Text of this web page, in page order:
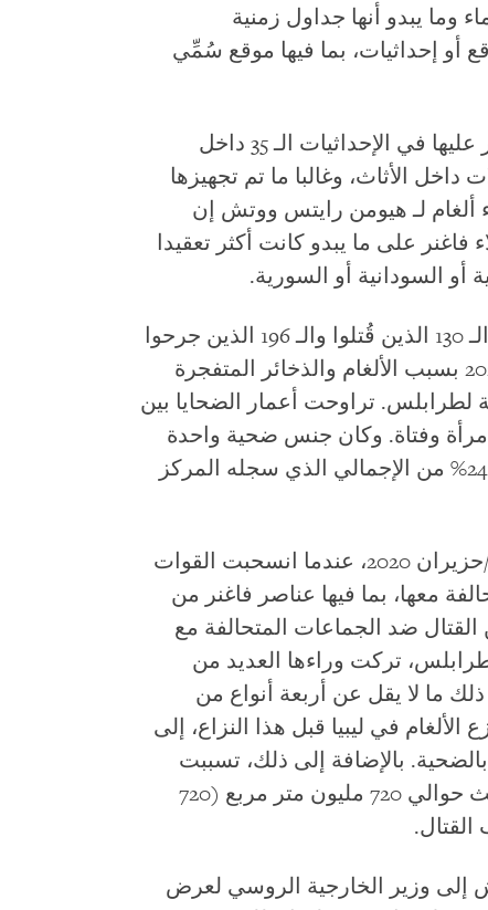
وما يبدو أنها جداول زمنية
أو إحداثيات، بما فيها موقع سُمِّي
أخفيت الألغام والأشراك المفخخة التي عُثر عليها في الإحداثيات الـ 35 داخل
الأثاث، وغالبا ما تم تجهيزها
ألغام لـ هيومن رايتس ووتش إن
فاغنر على ما يبدو كانت أكثر تعقيدا
أو السودانية أو السورية.
وفقا للمركز الليبي، فإن معظم الأشخاص الـ 130 الذين قُتلوا والـ 196 الذين جرحوا
في ليبيا بين مايو/أيار 2020 ومارس/آذار 2022 بسبب الألغام والذخائر المتفجرة
لطرابلس. تراوحت أعمار الضحايا بين
عاما ومن بينهم 299 رجلا وفتى و26 امرأة وفتاة. وكان جنس ضحية واحدة
غير واضح. كان ما مجموعه 78 ضحية – أي 24% من الإجمالي الذي سجله المركز
قالت منظمات نزع الألغام إنه بحلول يونيو/حزيران 2020، عندما انسحبت القوات
معها، بما فيها عناصر فاغنر من
بعد 14 شهرا من القتال ضد الجماعات المتحالفة مع
تركت وراءها العديد من
ما لا يقل عن أربعة أنواع من
الألغام في ليبيا قبل هذا النزاع، إلى
بالإضافة إلى ذلك، تسببت
الذخائر غير المنفجرة أو المتروكة في تلويث حوالي 720 مليون متر مربع (720
إلى وزير الخارجية الروسي لعرض